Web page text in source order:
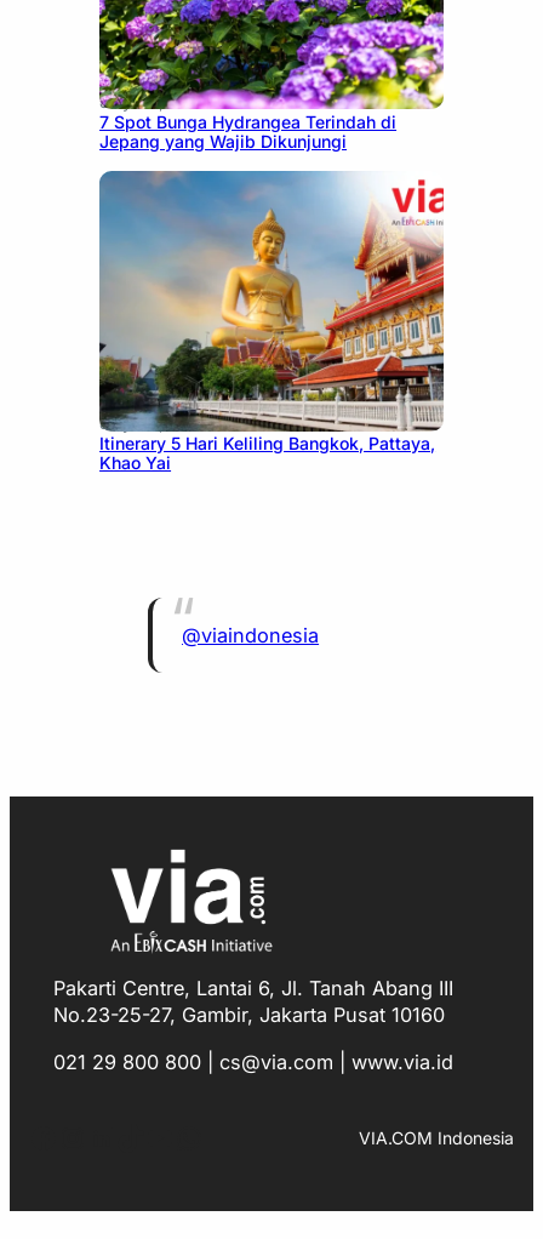
July 23, 2026
7 Spot Bunga Hydrangea Terindah di
Jepang yang Wajib Dikunjungi
July 20, 2026
Itinerary 5 Hari Keliling Bangkok, Pattaya,
Khao Yai
@viaindonesia
Pakarti Centre, Lantai 6, Jl. Tanah Abang III
No.23-25-27, Gambir, Jakarta Pusat 10160
021 29 800 800 | cs@via.com | www.via.id
VIA.COM Indonesia